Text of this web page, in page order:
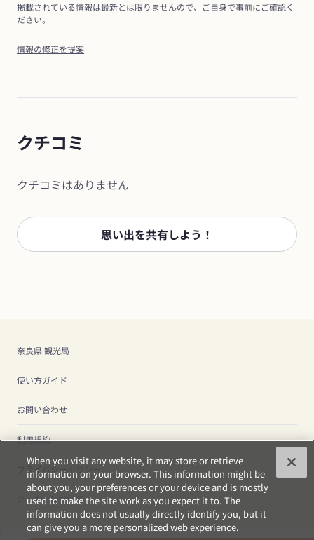
掲載されている情報は最新とは限りませんので、ご自身で事前にご確認く
ださい。
情報の修正を提案
クチコミ
クチコミはありません
思い出を共有しよう！
奈良県 観光局
使い方ガイド
お問い合わせ
利用規約
プライバシーポリシー
クッキーについて
When you visit any website, it may store or retrieve
information on your browser. This information might be
about you, your preferences or your device and is mostly
used to make the site work as you expect it to. The
information does not usually directly identify you, but it
can give you a more personalized web experience.